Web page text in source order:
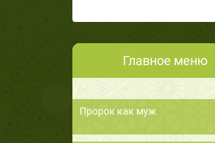
Главное меню
Пророк как муж